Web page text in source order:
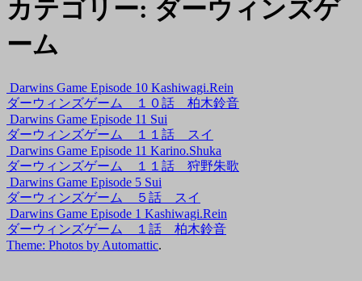
カテゴリー: ダーウィンズゲ
ーム
Darwins Game Episode 10 Kashiwagi.Rein
ダーウィンズゲーム １０話 柏木鈴音
Darwins Game Episode 11 Sui
ダーウィンズゲーム １１話 スイ
Darwins Game Episode 11 Karino.Shuka
ダーウィンズゲーム １１話 狩野朱歌
Darwins Game Episode 5 Sui
ダーウィンズゲーム ５話 スイ
Darwins Game Episode 1 Kashiwagi.Rein
ダーウィンズゲーム １話 柏木鈴音
Theme: Photos by Automattic.